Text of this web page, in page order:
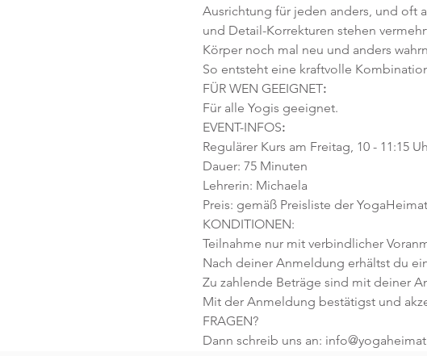
Ausrichtung für jeden anders, und oft
und Detail-Korrekturen stehen
Körper noch mal neu und anders
So entsteht eine kraftvolle
FÜR WEN GEEIGNET:
Für alle Yogis geeignet.
EVENT-INFOS:
Regulärer Kurs am Freitag, 10 - 11:15
Dauer: 75 Minuten
Lehrerin: Michaela
Preis: gemäß Preisliste der
KONDITIONEN:
Teilnahme nur mit verbindlicher
Nach deiner Anmeldung erhältst du
Zu zahlende Beträge sind mit deiner
Mit der Anmeldung bestätigst und
FRAGEN?
Dann schreib uns an: